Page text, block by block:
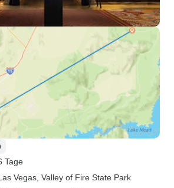
Tage
Vegas , Valley of Fire State Park